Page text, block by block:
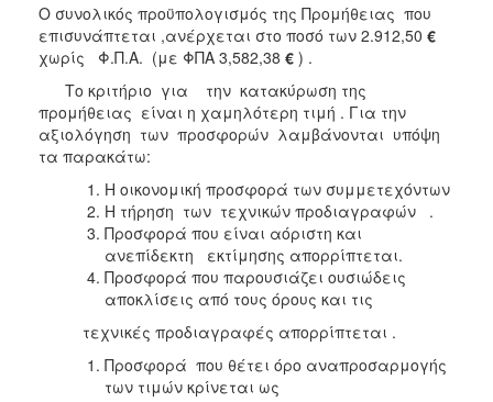
Ο συνολικός προϋπολογισμός της Προμήθειας που
επισυνάπτεται ,ανέρχεται στο ποσό των 2.912,50 €
χωρίς Φ.Π.Α. (με ΦΠΑ 3,582,38 € ) .
Το κριτήριο για την κατακύρωση της
προμήθειας είναι η χαμηλότερη τιμή . Για την
αξιολόγηση των προσφορών λαμβάνονται υπόψη
τα παρακάτω:
Η οικονομική προσφορά των συμμετεχόντων
Η τήρηση των τεχνικών προδιαγραφών .
Προσφορά που είναι αόριστη και
ανεπίδεκτη εκτίμησης απορρίπτεται.
Προσφορά που παρουσιάζει ουσιώδεις
αποκλίσεις από τους όρους και τις
τεχνικές προδιαγραφές απορρίπτεται .
Προσφορά που θέτει όρο αναπροσαρμογής
των τιμών κρίνεται ως